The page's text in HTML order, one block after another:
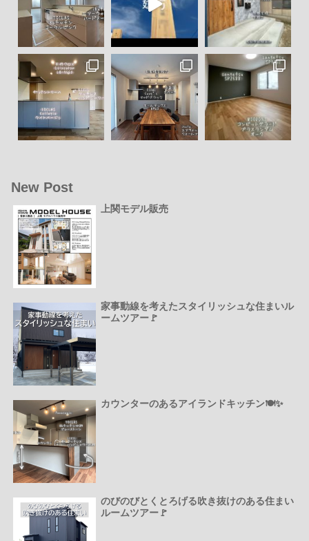
New Post
上関モデル販売
家事動線を考えたスタイリッシュな住まいル
ームツアー🚩
カウンターのあるアイランドキッチン🍽️✨
のびのびとくとろげる吹き抜けのある住まい
ルームツアー🚩